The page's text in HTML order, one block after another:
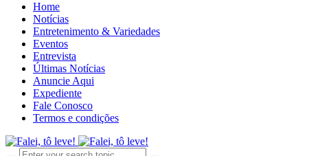
Home
Notícias
Entretenimento & Variedades
Eventos
Entrevista
Últimas Notícias
Anuncie Aqui
Expediente
Fale Conosco
Termos e condições